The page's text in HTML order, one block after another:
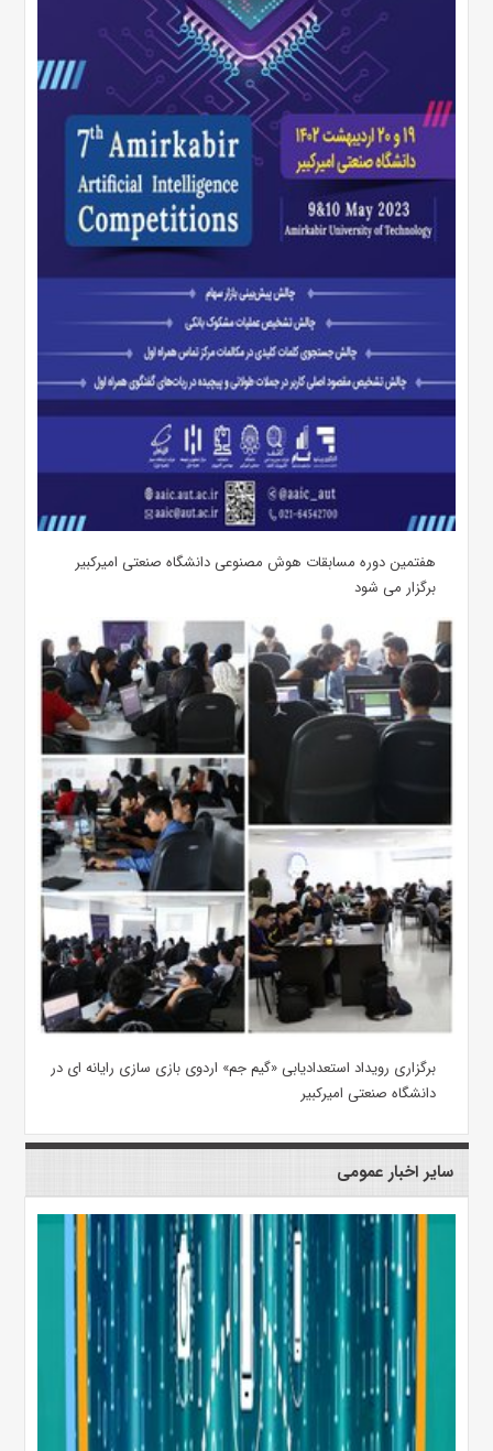
هفتمین دوره مسابقات هوش مصنوعی دانشگاه صنعتی امیرکبیر
برگزار می شود
برگزاری رویداد استعدادیابی «گیم جم» اردوی بازی سازی رایانه ای در
دانشگاه صنعتی امیرکبیر
سایر اخبار عمومی